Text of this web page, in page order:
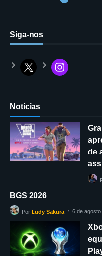
Siga-nos
Notícias
de
BGS 2026
PorLudy Sakura 6 de agosto